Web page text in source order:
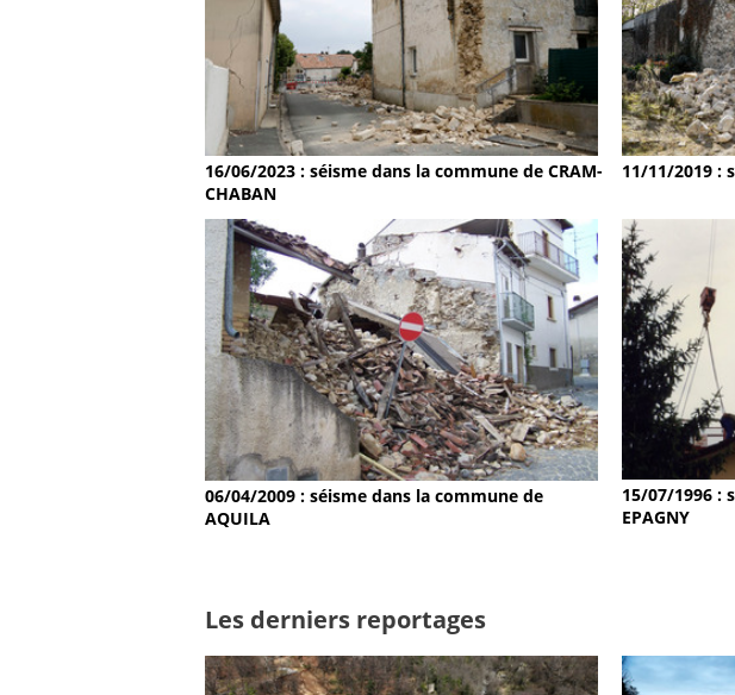
16/06/2023 : séisme dans la commune de CRAM-
CHABAN
11/11/2019 :
06/04/2009 : séisme dans la commune de
AQUILA
15/07/1996 :
EPAGNY
Les derniers reportages